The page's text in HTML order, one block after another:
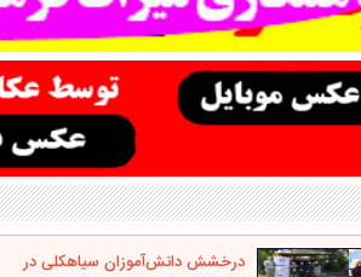
درخشش دانش‌آموزان سیاهکلی در